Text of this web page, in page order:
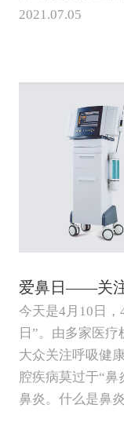
2021.07.05
爱鼻日——关
今天是4月10日
日”。由多家医
大众关注呼吸健
腔疾病莫过于“
鼻炎。什么是鼻